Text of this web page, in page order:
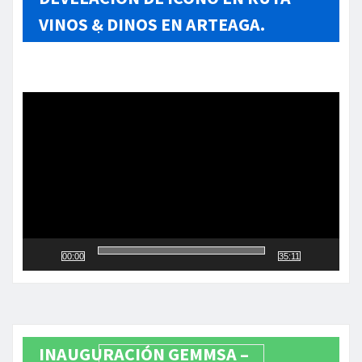
VINOS & DINOS EN ARTEAGA.
00:00 35:11
INAUGURACIÓN GEMMSA –